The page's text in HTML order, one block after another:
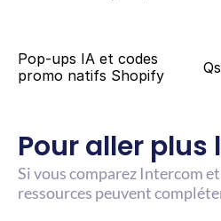
Pop-ups IA et codes
promo natifs Shopify
Pour aller plus
Si vous comparez Intercom
ressources peuvent